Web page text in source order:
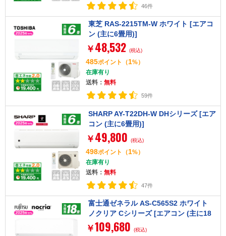
46件
東芝 RAS-2215TM-W ホワイト [エアコ
ン (主に6畳用)]
￥ 48,532 (税込)
485ポイント （1%）
在庫有り
送料： 無料
59件
SHARP AY-T22DH-W DHシリーズ [エア
コン (主に6畳用)]
￥ 49,800 (税込)
498ポイント （1%）
在庫有り
送料： 無料
47件
富士通ゼネラル AS-C565S2 ホワイト
ノクリア Cシリーズ [エアコン (主に18
畳用・単相200V)]【まとめ買い対象B】
￥109,680 (税込)